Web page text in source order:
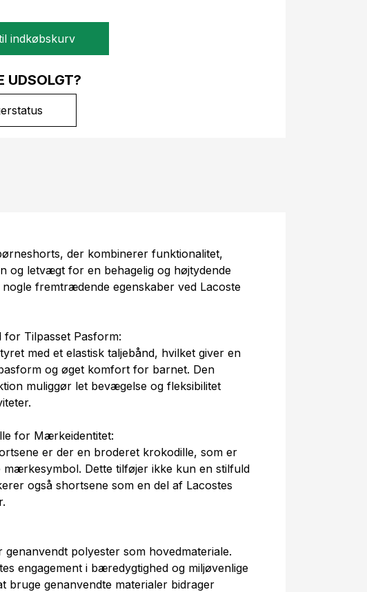
indkøbskurv
UDSOLGT?
der kombinerer funktionalitet,
og letvægt for en behagelig og højtydende
fremtrædende egenskaber ved Lacoste
for Tilpasset Pasform:
med et elastisk taljebånd, hvilket giver en
og øget komfort for barnet. Den
muliggør let bevægelse og fleksibilitet
for Mærkeidentitet:
er der en broderet krokodille, som er
mærkesymbol. Dette tilføjer ikke kun en stilfuld
også shortsene som en del af Lacostes
genanvendt polyester som hovedmateriale.
engagement i bæredygtighed og miljøvenlige
bruge genanvendte materialer bidrager